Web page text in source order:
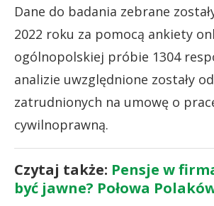
Dane do badania zebrane
2022 roku za pomocą ankiety
ogólnopolskiej próbie 1304
analizie uwzględnione zostały
zatrudnionych na umowę o
cywilnoprawną.
Czytaj także: Pensje w
być jawne? Połowa